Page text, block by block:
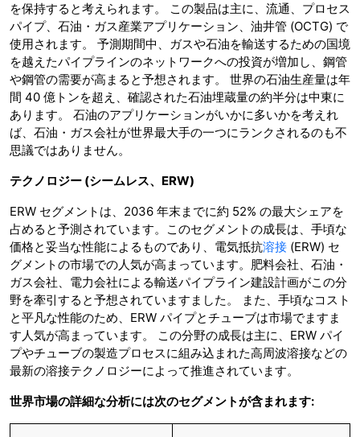
を保持すると考えられます。 この製品は主に、流通、プロセス
パイプ、石油・ガス産業アプリケーション、油井管 (OCTG) で
使用されます。 予測期間中、ガスや石油を輸送するための国境
を越えたパイプラインのネットワークへの投資が増加し、鋼管
や鋼管の需要が高まると予想されます。 世界の石油生産量は年
間 40 億トンを超え、確認された石油埋蔵量の約半分は中東に
あります。 石油のアプリケーションがいかに多いかを考えれ
ば、石油・ガス会社が世界最大手の一つにランクされるのも不
思議ではありません。
テクノロジー (シームレス、 ERW)
ERW セグメントは、2036 年末までに約 52% の最大シェアを
占めると予測されています。このセグメントの成長は、手頃な
価格と妥当な性能によるものであり、電気抵抗溶接 (ERW) セ
グメントの市場での人気が高まっています。肥料会社、石油・
ガス会社、電力会社による輸送パイプライン建設計画がこの分
野を牽引すると予想されていますました。 また、手頃なコスト
と平凡な性能のため、ERW パイプとチューブは市場でますま
す人気が高まっています。 この分野の成長は主に、ERW パイ
プやチューブの製造プロセスに組み込まれた高周波溶接などの
最新の溶接テクノロジーによって推進されています。
世界市場の詳細な分析には次のセグメントが含まれます: